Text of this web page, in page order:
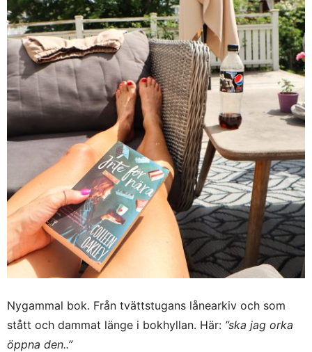
Nygammal bok. Från tvättstugans lånearkiv och som
stått och dammat länge i bokhyllan. Här: ”ska jag orka
öppna den..”